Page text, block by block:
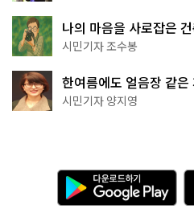
나의 마음을 사로잡은
상작 공개!
시민기자 조수봉
한여름에도 얼음장 같
천국이네~
시민기자 양지영
다
운
로